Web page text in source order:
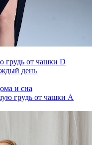
грудь от чашки D
день
и сна
грудь от чашки А